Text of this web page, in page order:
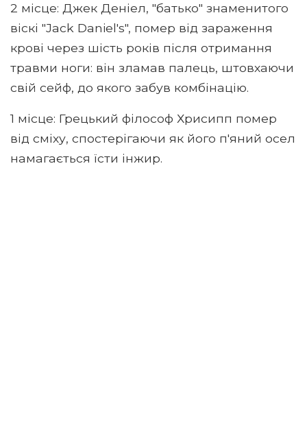
2 місце: Джек Деніел, "батько" знаменитого
віскі "Jack Daniel's", помер від зараження
крові через шість років після отримання
травми ноги: він зламав палець, штовхаючи
свій сейф, до якого забув комбінацію.
1 місце: Грецький філософ Хрисипп помер
від сміху, спостерігаючи як його п'яний осел
намагається їсти інжир.